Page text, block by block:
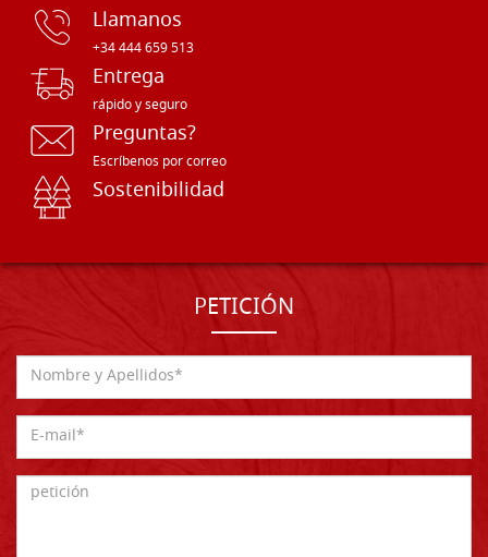
Llamanos
+34 444 659 513
Entrega
rápido y seguro
Preguntas?
Escríbenos por correo
Sostenibilidad
PETICIÓN